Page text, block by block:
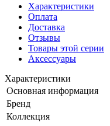
Характеристики
Оплата
Доставка
Отзывы
Товары этой серии
Аксессуары
Характеристики
Основная информация
Бренд
Коллекция